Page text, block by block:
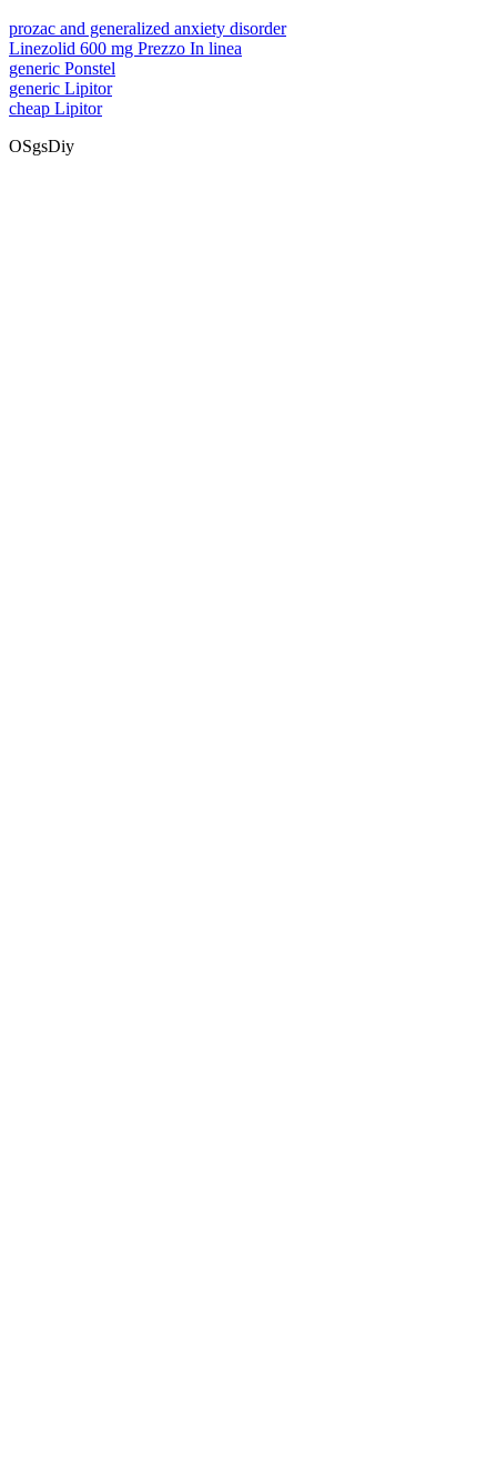
prozac and generalized anxiety disorder
Linezolid 600 mg Prezzo In linea
generic Ponstel
generic Lipitor
cheap Lipitor
OSgsDiy